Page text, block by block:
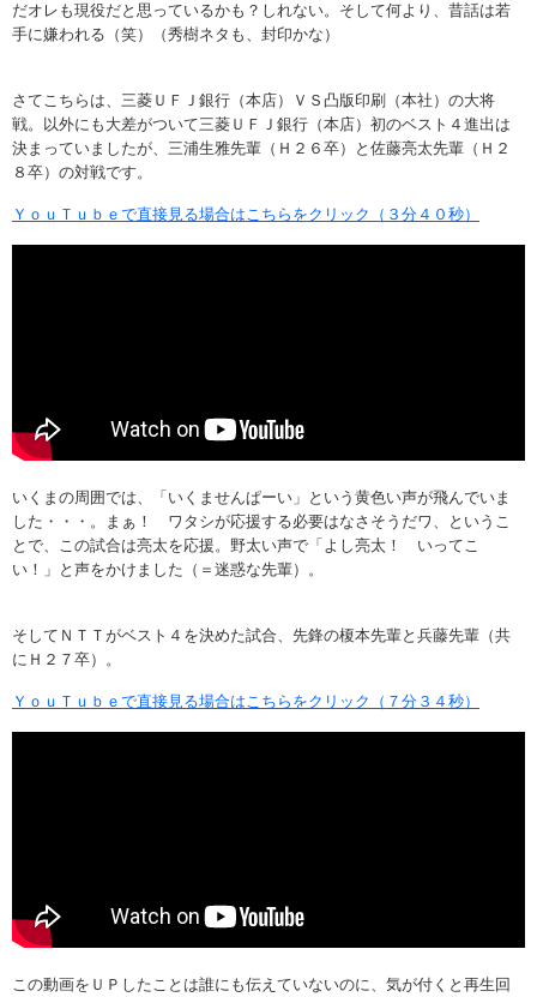
だオレも現役だと思っているかも？しれない。そして何より、昔話は若
手に嫌われる（笑）（秀樹ネタも、封印かな）
さてこちらは、三菱ＵＦＪ銀行（本店）ＶＳ凸版印刷（本社）の大将
戦。以外にも大差がついて三菱ＵＦＪ銀行（本店）初のベスト４進出は
決まっていましたが、三浦生雅先輩（Ｈ２６卒）と佐藤亮太先輩（Ｈ２
８卒）の対戦です。
ＹｏｕＴｕｂｅで直接見る場合はこちらをクリック（３分４０秒）
いくまの周囲では、「いくませんぱーい」という黄色い声が飛んでいま
した・・・。まぁ！ ワタシが応援する必要はなさそうだワ、というこ
とで、この試合は亮太を応援。野太い声で「よし亮太！ いってこ
い！」と声をかけました（＝迷惑な先輩）。
そしてＮＴＴがベスト４を決めた試合、先鋒の榎本先輩と兵藤先輩（共
にＨ２７卒）。
ＹｏｕＴｕｂｅで直接見る場合はこちらをクリック（７分３４秒）
この動画をＵＰしたことは誰にも伝えていないのに、気が付くと再生回